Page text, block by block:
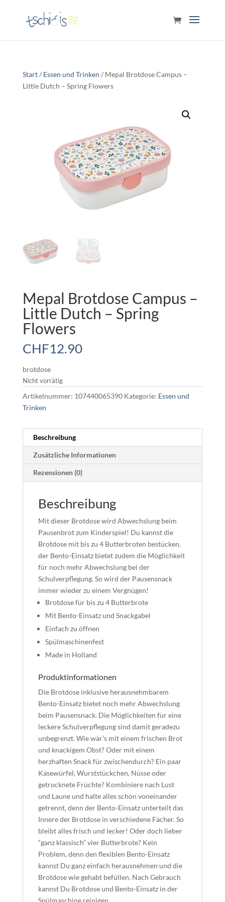
Start/ Essen und Trinken / Mepal Brotdose Campus –
Little Dutch – Spring Flowers
Mepal Brotdose Campus –
Little Dutch – Spring
Flowers
CHF12.90
brotdose
Nicht vorrätig
Artikelnummer: 107440065390 Kategorie: Essen und
Trinken
Beschreibung
Zusätzliche Informationen
Rezensionen (0)
Beschreibung
Mit dieser Brotdose wird Abwechslung beim
Pausenbrot zum Kinderspiel! Du kannst die
Brotdose mit bis zu 4 Butterbroten bestücken,
der Bento-Einsatz bietet zudem die Möglichkeit
für noch mehr Abwechslung bei der
Schulverpflegung. So wird der Pausensnack
immer wieder zu einem Vergnügen!
Brotdose für bis zu 4 Butterbrote
Mit Bento-Einsatz und Snackgabel
Einfach zu öffnen
Spülmaschinenfest
Made in Holland
Produktinformationen
Die Brotdose inklusive herausnehmbarem
Bento-Einsatz bietet noch mehr Abwechslung
beim Pausensnack. Die Möglichkeiten für eine
leckere Schulverpflegung sind damit geradezu
unbegrenzt. Wie wär’s mit einem frischen Brot
und knackigem Obst? Oder mit einem
herzhaften Snack für zwischendurch? Ein paar
Käsewürfel, Wurststückchen, Nüsse oder
getrocknete Früchte? Kombiniere nach Lust
und Laune und halte alles schön voneinander
getrennt, denn der Bento-Einsatz unterteilt das
Innere der Brotdose in verschiedene Fächer. So
bleibt alles frisch und lecker! Oder doch lieber
“ganz klassisch” vier Butterbrote? Kein
Problem, denn den flexiblen Bento-Einsatz
kannst Du ganz einfach herausnehmen und die
Brotdose wie gehabt befüllen. Nach Gebrauch
kannst Du Brotdose und Bento-Einsatz in der